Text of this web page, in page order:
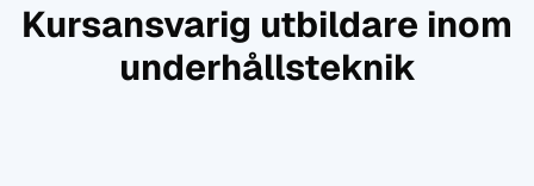
Kursansvarig utbildare inom
underhållsteknik